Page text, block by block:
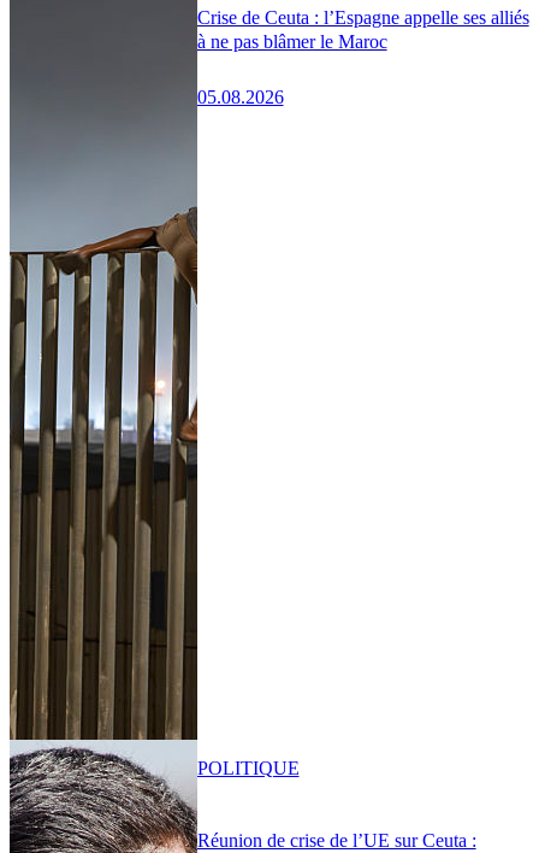
Crise de Ceuta : l’Espagne appelle ses alliés
à ne pas blâmer le Maroc
05.08.2026
Réunion de crise de l’UE sur Ceuta :
POLITIQUE